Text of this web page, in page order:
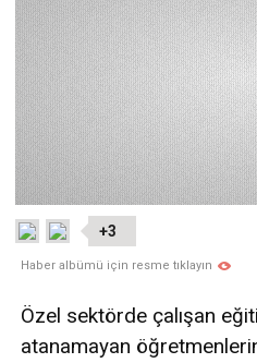
+3
Haber albümü için resme tıklayın
Özel sektörde çalışan
atanamayan